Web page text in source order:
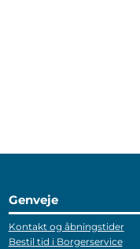
Genveje
Kontakt og åbningstider
Bestil tid i Borgerservice